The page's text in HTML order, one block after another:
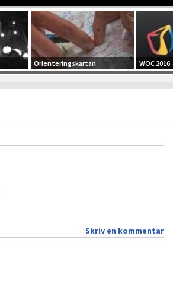
Orienteringskartan WOC 2016
Skriv en kommentar